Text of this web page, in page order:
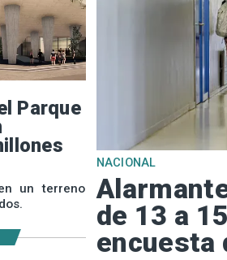
Parque
un terreno
NACIONAL
de 13 a
encuesta